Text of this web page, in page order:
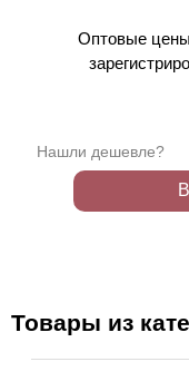
Оптовые
Нашли дешевле?
Товары из